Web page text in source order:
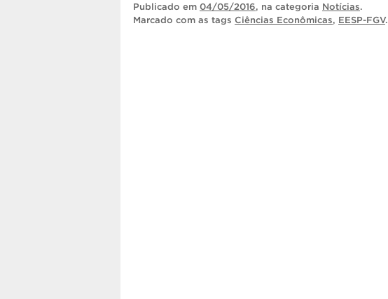
Publicado em 04/05/2016, na categoria Notícias.
Marcado com as tags Ciências Econômicas, EESP-FGV.